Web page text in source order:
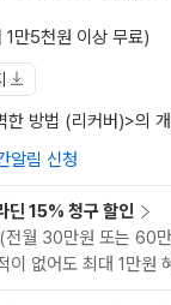
1만5천원 이상 무료)
한 방법 (리커버)>의
알림 신청
딘 15% 청구 할인
전월 30만원 또는 60
이 없어도 최대 1만원